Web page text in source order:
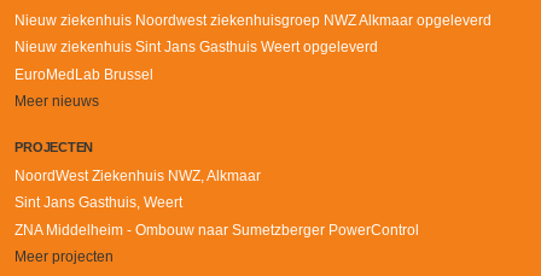
Nieuw ziekenhuis Noordwest ziekenhuisgroep NWZ Alkmaar opgeleverd
Nieuw ziekenhuis Sint Jans Gasthuis Weert opgeleverd
EuroMedLab Brussel
Meer nieuws
PROJECTEN
NoordWest Ziekenhuis NWZ, Alkmaar
Sint Jans Gasthuis, Weert
ZNA Middelheim - Ombouw naar Sumetzberger PowerControl
Meer projecten